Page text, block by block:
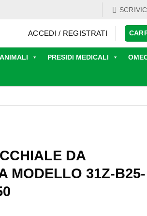
ACCEDI / REGISTRATI
ANIMALI PRESIDI MEDICALI
DA
MODELLO 31Z-B25-